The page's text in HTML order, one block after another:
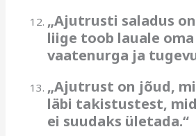
„Ajutrusti saladus
liige toob lauale
vaatenurga ja
„Ajutrust on jõud,
läbi takistustest,
ei suudaks ületada.“